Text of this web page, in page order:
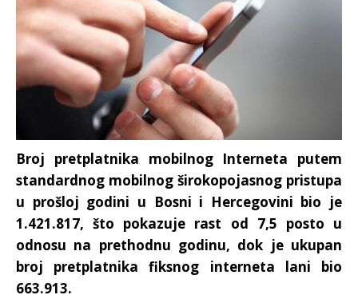
Broj pretplatnika mobilnog Interneta putem
standardnog mobilnog širokopojasnog pristupa
u prošloj godini u Bosni i Hercegovini bio je
1.421.817, što pokazuje rast od 7,5 posto u
odnosu na prethodnu godinu, dok je ukupan
broj pretplatnika fiksnog interneta lani bio
663.913.